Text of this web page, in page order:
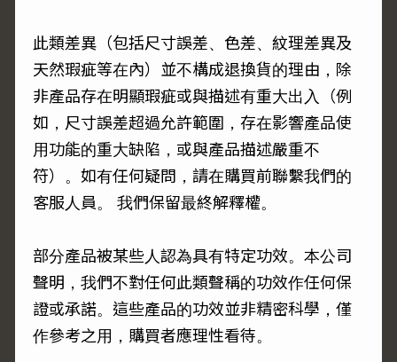
此類差異（包括尺寸誤差、色差、紋理差異及
天然瑕疵等在內）並不構成退換貨的理由，除
非產品存在明顯瑕疵或與描述有重大出入（例
如，尺寸誤差超過允許範圍，存在影響產品使
用功能的重大缺陷，或與產品描述嚴重不
符）。如有任何疑問，請在購買前聯繫我們的
客服人員。 我們保留最終解釋權。
部分產品被某些人認為具有特定功效。本公司
聲明，我們不對任何此類聲稱的功效作任何保
證或承諾。這些產品的功效並非精密科學，僅
作參考之用，購買者應理性看待。